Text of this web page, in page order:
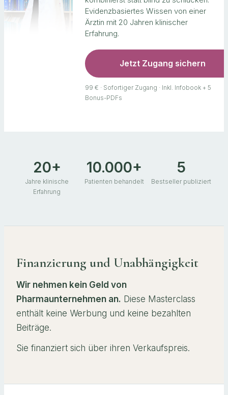
Evidenzbasiertes Wissen von einer
Ärztin mit 20 Jahren klinischer
Erfahrung.
Jetzt Zugang sichern
99 € · Sofortiger Zugang · Inkl. Infobook + 5
Bonus-PDFs
20+
Jahre klinische
Erfahrung
10.000+
Patienten behandelt
5
Bestseller publiziert
Finanzierung und Unabhängigkeit
Wir nehmen kein Geld von
Pharmaunternehmen an. Diese Masterclass
enthält keine Werbung und keine bezahlten
Beiträge.
Sie finanziert sich über ihren Verkaufspreis.